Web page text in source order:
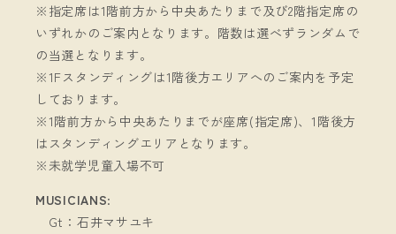
※指定席は1階前方から中央あたりまで及び2階指定席の
いずれかのご案内となります。階数は選べずランダムで
の当選となります。
※1Fスタンディングは1階後方エリアへのご案内を予定
しております。
※1階前方から中央あたりまでが座席(指定席)、1階後方
はスタンディングエリアとなります。
※未就学児童入場不可
MUSICIANS:
Gt：石井マサユキ